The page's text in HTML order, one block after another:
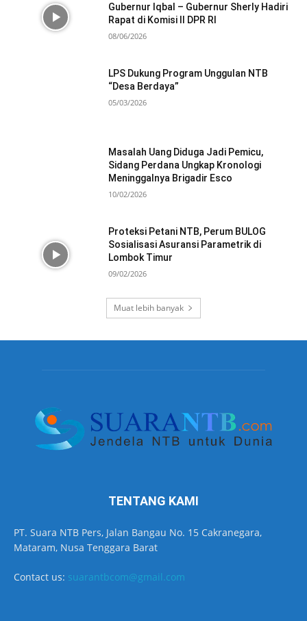
Gubernur Iqbal – Gubernur Sherly Hadiri
Rapat di Komisi II DPR RI
08/06/2026
LPS Dukung Program Unggulan NTB
“Desa Berdaya”
05/03/2026
Masalah Uang Diduga Jadi Pemicu,
Sidang Perdana Ungkap Kronologi
Meninggalnya Brigadir Esco
10/02/2026
Proteksi Petani NTB, Perum BULOG
Sosialisasi Asuransi Parametrik di
Lombok Timur
09/02/2026
Muat lebih banyak
TENTANG KAMI
PT. Suara NTB Pers, Jalan Bangau No. 15 Cakranegara,
Mataram, Nusa Tenggara Barat
Contact us: suarantbcom@gmail.com